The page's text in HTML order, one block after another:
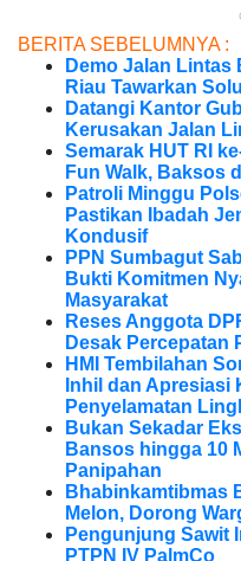
BERITA SEBELUMNYA :
Demo Jalan Lintas
Riau Tawarkan
Datangi Kantor
Kerusakan Jalan
Semarak HUT RI
Fun Walk, Baksos
Patroli Minggu
Pastikan Ibadah
Kondusif
PPN Sumbagut
Bukti Komitmen
Masyarakat
Reses Anggota
Desak Percepatan
HMI Tembilahan
Inhil dan Apresiasi
Penyelamatan
Bukan Sekadar
Bansos hingga 10
Panipahan
Bhabinkamtibmas
Melon, Dorong
Pengunjung Sawit
PTPN IV PalmCo